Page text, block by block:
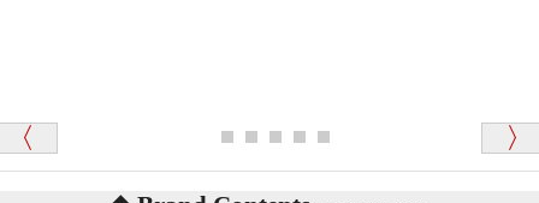
体をねかせたりおこしたりすると「グーグー」と鳴く
「商品説明が細やかで丁寧であったことです」